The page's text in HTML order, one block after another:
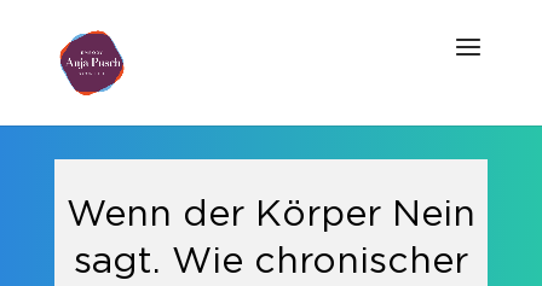
Wenn der Körper Nein
sagt. Wie chronischer